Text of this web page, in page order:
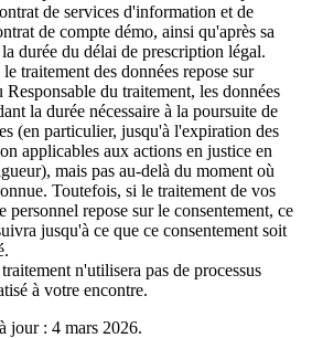
de services d'information et de
de compte démo, ainsi qu'après sa
durée du délai de prescription légal.
traitement des données repose sur
du traitement, les données
la durée nécessaire à la poursuite de
(en particulier, jusqu'à l'expiration des
applicables aux actions en justice en
mais pas au-delà du moment où
Toutefois, si le traitement de vos
personnel repose sur le consentement, ce
jusqu'à ce que ce consentement soit
n'utilisera pas de processus
à votre encontre.
jour : 4 mars 2026.